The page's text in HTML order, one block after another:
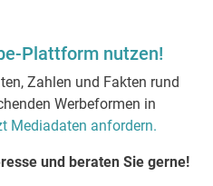
Plattform nutzen!
Zahlen und Fakten rund
Werbeformen in
Mediadaten anfordern.
und beraten Sie gerne!